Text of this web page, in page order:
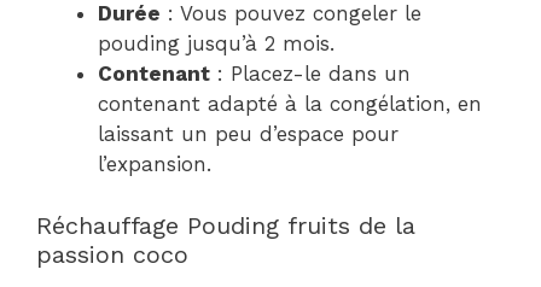
Durée : Vous pouvez congeler le
pouding jusqu’à 2 mois.
Contenant : Placez-le dans un
contenant adapté à la congélation, en
laissant un peu d’espace pour
l’expansion.
Réchauffage Pouding fruits de la
passion coco